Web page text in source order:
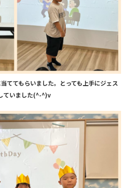
ててもらいました。とっても上手にジェス
ていました(^-^)v